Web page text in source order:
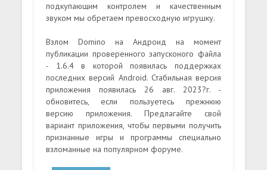
подкупающим контролем и качественным
звуком мы обретаем превосходную игрушку.
Взлом Domino на Андроид на момент
публикации проверенного запусконого файла
- 1.6.4 в которой появилась поддержках
последних версий Android. Стабильная версия
приложения появилась 26 авг. 2023?г. -
обновитесь, если пользуетесь прежнюю
версию приложения. Предлагайте свой
вариант приложения, чтобы первыми получить
признанные игры и программы специально
взломанные на популярном форуме.